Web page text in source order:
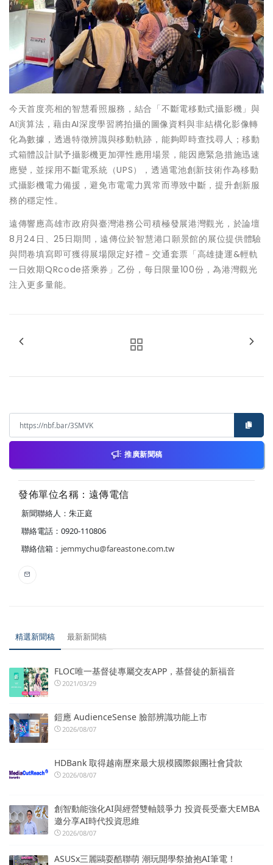
今天首度亮相的智慧看照服務，結合「不斷電移動式攝影機」與
AI演算法，藉由AI深度學習將拍攝的圖像資料與非結構化影像轉
化為數據，透過特徵辨識與移動軌跡，能夠即時查找尋人；移動
式箱體設計賦予攝影機更加彈性應用場景，能因應緊急措施迅速
應變，並採用不斷電系統（UPS），透過電池創新技術作為移動
式攝影機電力備援，避免市電電力異常而導致中斷，提升創新服
務的穩定性。
遠傳響應高雄市政府與臺灣港務公司積極發展港灣觀光，於論壇
8月24日、25日期間，遠傳位於智慧港口願景館的展位提供體驗
與問卷填寫即可獲得展場限定好禮－交通套票「高雄捷運&輕軌
一日效期QRcode搭乘券」乙份，每日限量100份，為港灣觀光
注入更多量能。
推廣新聞稿
發佈單位名稱：遠傳電信
新聞聯絡人：朱正庭
聯絡電話：0920-110806
聯絡信箱： jemmychu@fareastone.com.tw
精選新聞稿 最新新聞稿
FLOC唯一基督徒專屬交友APP，基督徒的新福音
2021/03/29
鎧應 AudienceSense 臉部辨識功能上市
2026/08/07
HDBank 取得越南歷來最大規模國際銀團社會貸款
2026/08/07
創智動能強化AI與經營雙軸競爭力 投資長受臺大EMBA
邀分享AI時代投資思維
2026/08/07
ASUSx三麗鷗耍酷聯萌 潮玩開學祭搶抱AI筆電！